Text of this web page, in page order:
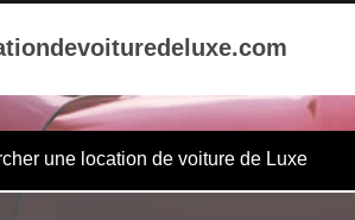
une location de voiture de Luxe